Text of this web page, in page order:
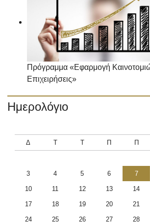
Πρόγραμμα «Εφαρμογή
Επιχειρήσεις»
Ημερολόγιο
Δ Τ Τ Π Π
3 4 5 6 7
10 11 12 13 14
17 18 19 20 21
24 25 26 27 28